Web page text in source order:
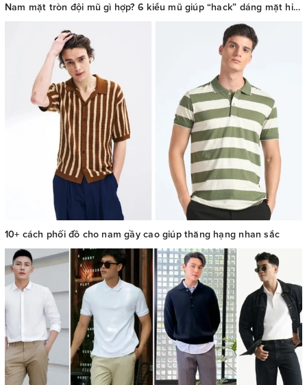
Nam mặt tròn đội mũ gì hợp? 6 kiểu mũ giúp “hack” dáng mặt hiệu quả
10+ cách phối đồ cho nam gầy cao giúp thăng hạng nhan sắc